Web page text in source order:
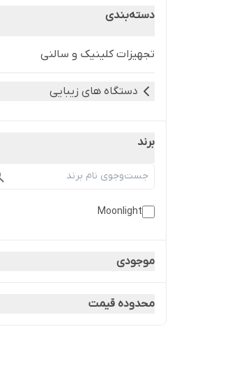
دسته‌بندی
تجهیزات کلینیک و سالنی
دستگاه های زیبایی
برند
Moonlight
موجودی
محدوده قیمت